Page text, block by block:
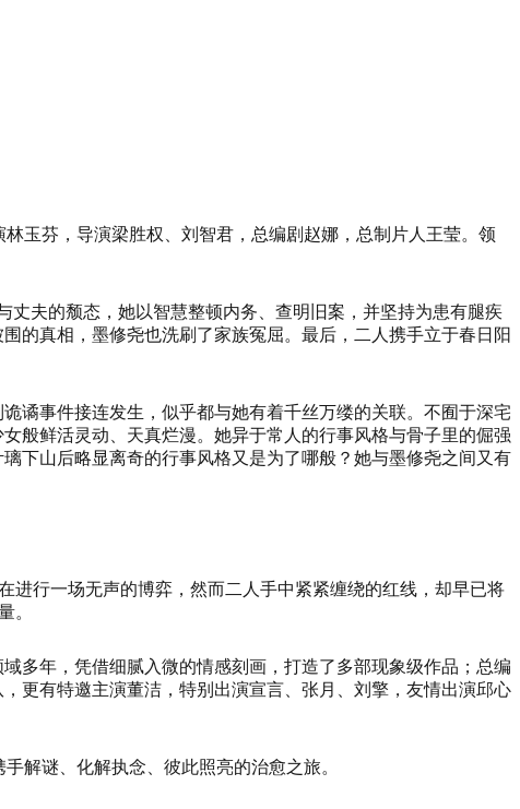
玉芬，导演梁胜权、刘智君，总编剧赵娜，总制片人王莹。领
丈夫的颓态，她以智慧整顿内务、查明旧案，并坚持为患有腿疾
的真相，墨修尧也洗刷了家族冤屈。最后，二人携手立于春日阳
谲事件接连发生，似乎都与她有着千丝万缕的关联。不囿于深宅
般鲜活灵动、天真烂漫。她异于常人的行事风格与骨子里的倔强
下山后略显离奇的行事风格又是为了哪般？她与墨修尧之间又有
进行一场无声的博弈，然而二人手中紧紧缠绕的红线，却早已将
。
多年，凭借细腻入微的情感刻画，打造了多部现象级作品；总编
更有特邀主演董洁，特别出演宣言、张月、刘擎，友情出演邱心
解谜、化解执念、彼此照亮的治愈之旅。